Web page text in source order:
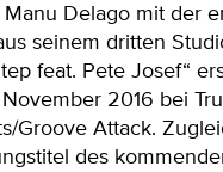
Manu Delago mit der
seinem dritten
feat. Pete Josef“
2016 bei Tru
Groove Attack.
des